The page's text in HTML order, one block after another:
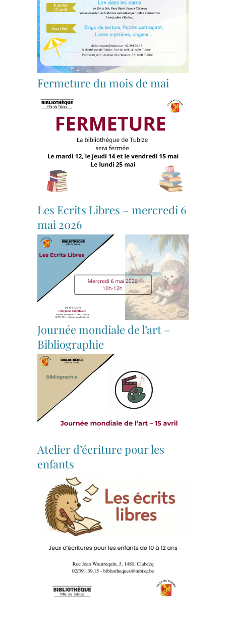
Fermeture du mois de mai
Les Ecrits Libres – mercredi 6
mai 2026
Journée mondiale de l’art –
Bibliographie
Atelier d’écriture pour les
enfants